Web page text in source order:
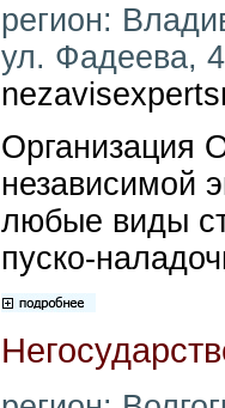
регион:
ул. Фадеева,
Организация
независимой
любые виды
пуско-